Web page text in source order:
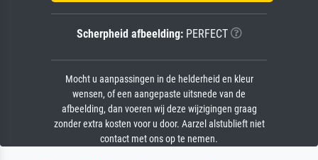
Scherpheid afbeelding:PERFECT
Mocht u aanpassingen in de helderheid en kleur
wensen, of een aangepaste uitsnede van de
afbeelding, dan voeren wij deze wijzigingen graag
zonder extra kosten voor u door. Aarzel alstublieft niet
contact met ons op te nemen.